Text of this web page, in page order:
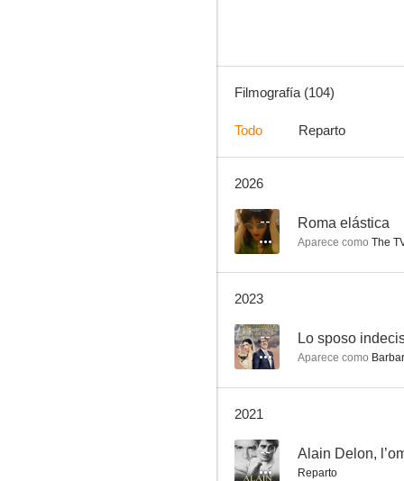
Sólo falta el asesino
7.0
Filmografía (104)
Todo Reparto
2026
-- Roma elástica
Aparece como The
2023
-- Lo sposo
Aparece como
2021
-- Alain Delon,
Reparto